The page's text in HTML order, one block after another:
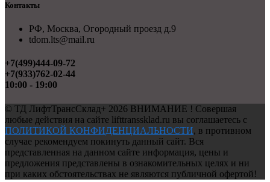
Контакты
РФ, Москва, Огородный проезд д.9
tdom.lts@mail.ru
+7(499)444-09-72
+7(933)762-02-44
10:00 - 19:00
© ТД ЛифтТрансСклад+ 2026 ВНИМАНИЕ ! Совершая
любые действия на сайте lifttranssklad.ru вы соглашаетесь с
ПОЛИТИКОЙ КОНФИДЕНЦИАЛЬНОСТИ, в противном
случае рекомендуем покинуть данный сайт. Вся
представленная на данном сайте информация, цены и
предложения представлены в ознакомительных целях и ни
при каких обстоятельствах не являются публичной офертой!